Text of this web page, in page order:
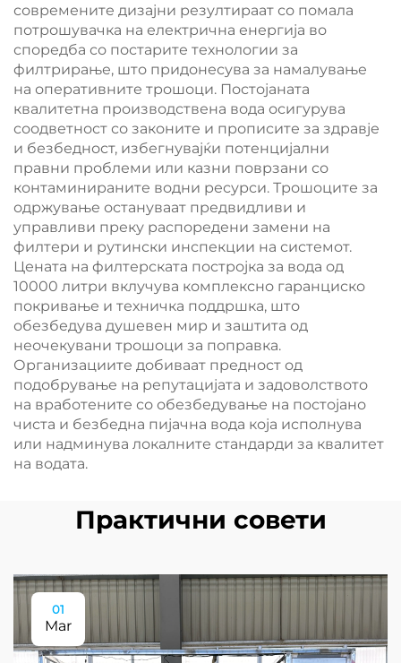
современите дизајни резултираат со помала
потрошувачка на електрична енергија во
споредба со постарите технологии за
филтрирање, што придонесува за намалување
на оперативните трошоци. Постојаната
квалитетна производствена вода осигурува
соодветност со законите и прописите за здравје
и безбедност, избегнувајќи потенцијални
правни проблеми или казни поврзани со
контаминираните водни ресурси. Трошоците за
одржување остануваат предвидливи и
управливи преку распоредени замени на
филтери и рутински инспекции на системот.
Цената на филтерската постројка за вода од
10000 литри вклучува комплексно гаранциско
покривање и техничка поддршка, што
обезбедува душевен мир и заштита од
неочекувани трошоци за поправка.
Организациите добиваат предност од
подобрување на репутацијата и задоволството
на вработените со обезбедување на постојано
чиста и безбедна пијачна вода која исполнува
или надминува локалните стандарди за квалитет
на водата.
Практични совети
01
Mar